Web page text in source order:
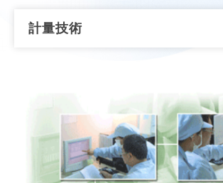
計量技術